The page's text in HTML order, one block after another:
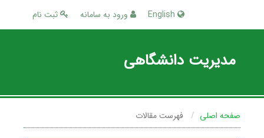
ثبت نام ورود به سامانه
مدیریت دانشگاهی
صفحه اصلی فهرست مقالات